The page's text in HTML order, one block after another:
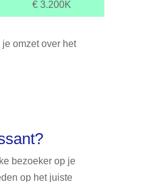
€ 3.200K
omzet over het
bezoeker op je
op het juiste